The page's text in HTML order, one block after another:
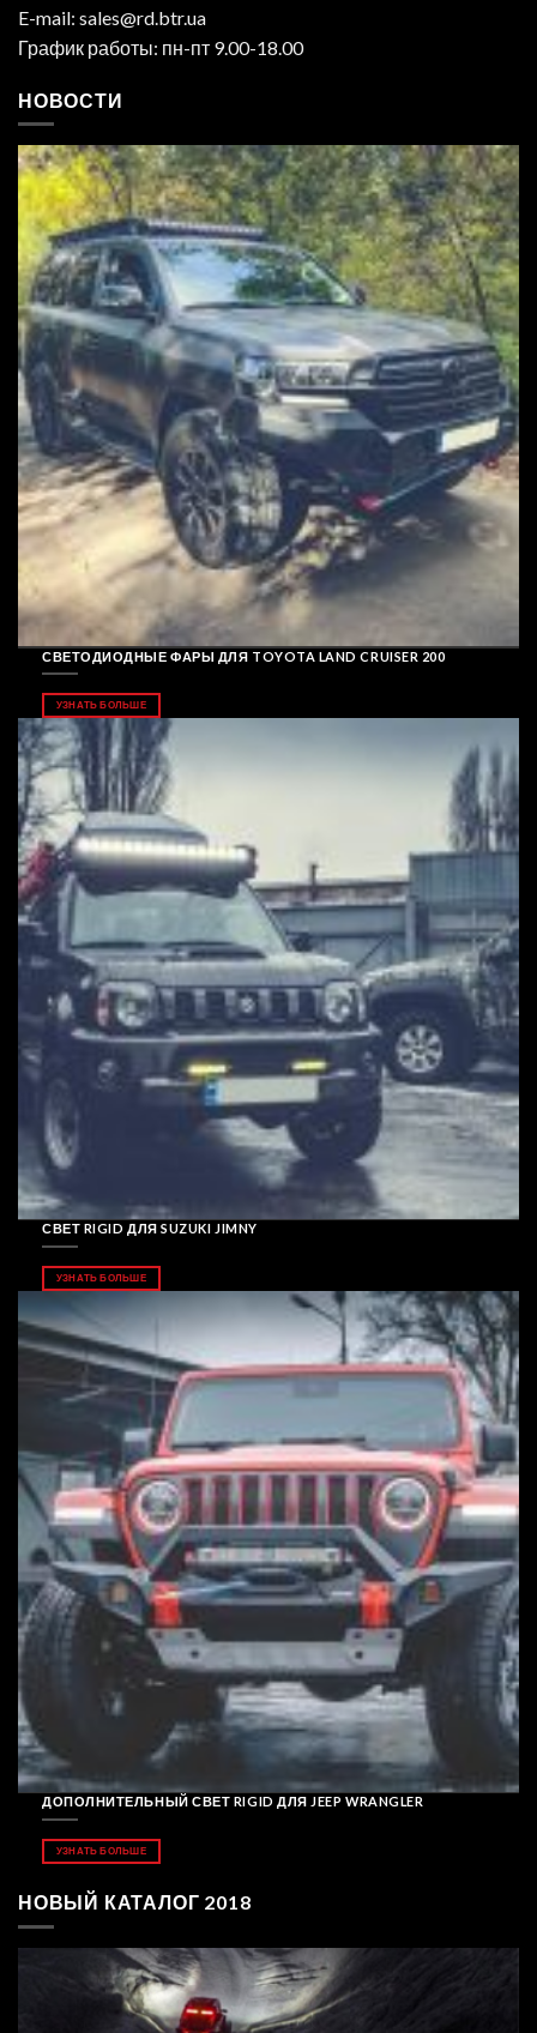
E-mail: sales@rd.btr.ua
График работы: пн-пт 9.00-18.00
НОВОСТИ
СВЕТОДИОДНЫЕ ФАРЫ ДЛЯ TOYOTA LAND CRUISER 200
УЗНАТЬ БОЛЬШЕ
СВЕТ RIGID ДЛЯ SUZUKI JIMNY
УЗНАТЬ БОЛЬШЕ
ДОПОЛНИТЕЛЬНЫЙ СВЕТ RIGID ДЛЯ JEEP WRANGLER
УЗНАТЬ БОЛЬШЕ
НОВЫЙ КАТАЛОГ 2018